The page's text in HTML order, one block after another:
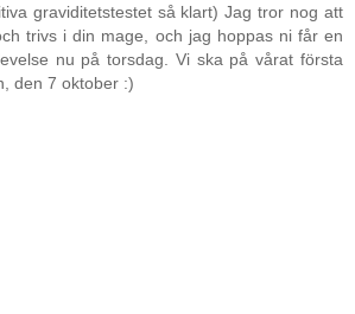
graviditetstestet så klart) Jag tror nog att
trivs i din mage, och jag hoppas ni får en
nu på torsdag. Vi ska på vårat första
den 7 oktober :)